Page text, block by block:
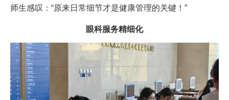
师生感叹：“原来日常细节才是健康管理的关键！”
眼科服务精细化